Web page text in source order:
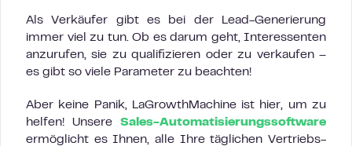
Als Verkäufer gibt es bei der Lead-Generierung
immer viel zu tun. Ob es darum geht, Interessenten
anzurufen, sie zu qualifizieren oder zu verkaufen –
es gibt so viele Parameter zu beachten!
Aber keine Panik, LaGrowthMachine ist hier, um zu
helfen! Unsere Sales-Automatisierungssoftware
ermöglicht es Ihnen, alle Ihre täglichen Vertriebs-